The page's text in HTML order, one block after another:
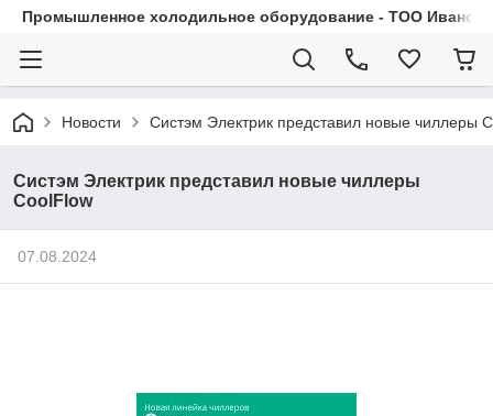
Промышленное холодильное оборудование - ТОО
Новости Систэм Электрик представил новые чиллеры
Систэм Электрик представил новые чиллеры
CoolFlow
07.08.2024